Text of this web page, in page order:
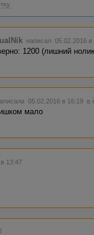
написал 05.02.2016
1200 (лишний
05.02.2016 в 16:19 в
мало
13:47